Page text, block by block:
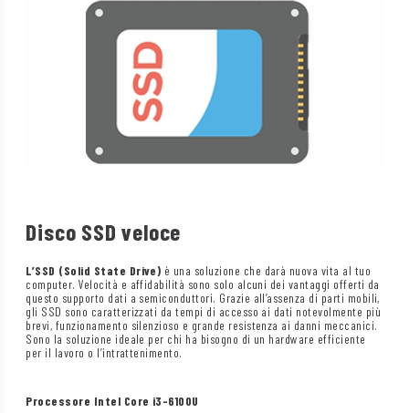
Disco SSD veloce
L’SSD (Solid State Drive) è una soluzione che darà nuova vita al tuo
computer. Velocità e affidabilità sono solo alcuni dei vantaggi offerti da
questo supporto dati a semiconduttori. Grazie all’assenza di parti mobili,
gli SSD sono caratterizzati da tempi di accesso ai dati notevolmente più
brevi, funzionamento silenzioso e grande resistenza ai danni meccanici.
Sono la soluzione ideale per chi ha bisogno di un hardware efficiente
per il lavoro o l’intrattenimento.
Processore Intel Core i3-6100U